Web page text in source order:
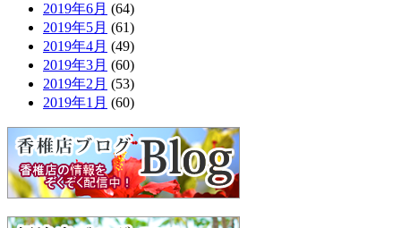
2019年6月 (64)
2019年5月 (61)
2019年4月 (49)
2019年3月 (60)
2019年2月 (53)
2019年1月 (60)